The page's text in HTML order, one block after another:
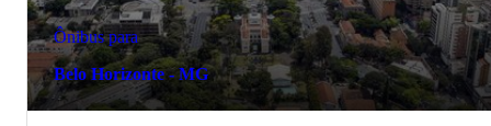
Ônibus para
Belo Horizonte - MG